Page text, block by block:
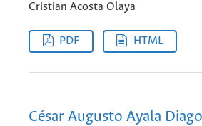
Cristian Acosta Olaya
PDF HTML
César Augusto Ayala